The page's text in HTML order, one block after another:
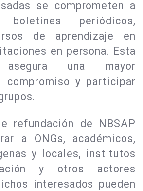
se comprometen a
periódicos,
de aprendizaje en
en persona. Esta
asegura una mayor
compromiso y participar
refundación de NBSAP
a ONGs, académicos,
y locales, institutos
y otros actores
interesados pueden